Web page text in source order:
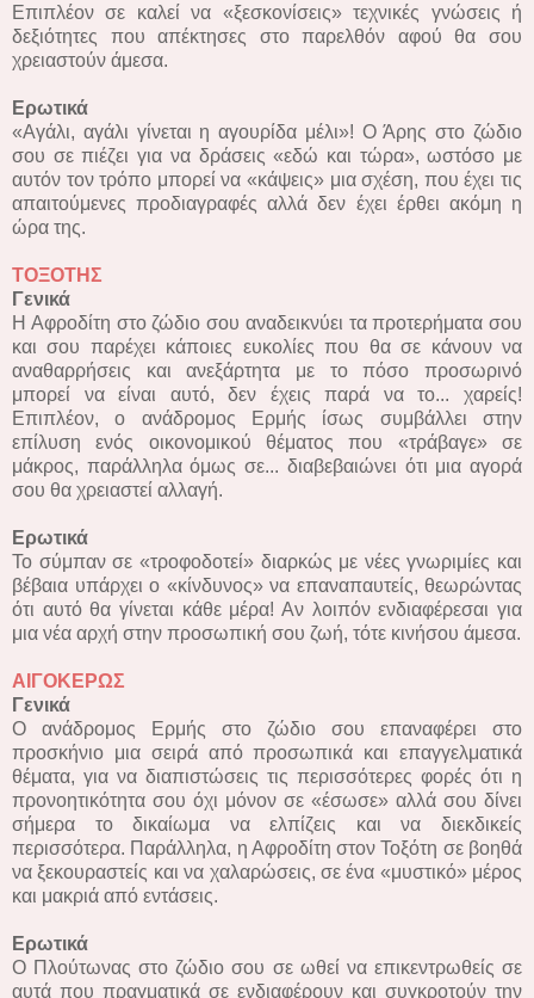
Επιπλέον σε καλεί να «ξεσκονίσεις» τεχνικές γνώσεις ή
δεξιότητες που απέκτησες στο παρελθόν αφού θα σου
χρειαστούν άμεσα.
Ερωτικά
«Αγάλι, αγάλι γίνεται η αγουρίδα μέλι»! Ο Άρης στο ζώδιο
σου σε πιέζει για να δράσεις «εδώ και τώρα», ωστόσο με
αυτόν τον τρόπο μπορεί να «κάψεις» μια σχέση, που έχει τις
απαιτούμενες προδιαγραφές αλλά δεν έχει έρθει ακόμη η
ώρα της.
ΤΟΞΟΤΗΣ
Γενικά
Η Αφροδίτη στο ζώδιο σου αναδεικνύει τα προτερήματα σου
και σου παρέχει κάποιες ευκολίες που θα σε κάνουν να
αναθαρρήσεις και ανεξάρτητα με το πόσο προσωρινό
μπορεί να είναι αυτό, δεν έχεις παρά να το... χαρείς!
Επιπλέον, ο ανάδρομος Ερμής ίσως συμβάλλει στην
επίλυση ενός οικονομικού θέματος που «τράβαγε» σε
μάκρος, παράλληλα όμως σε... διαβεβαιώνει ότι μια αγορά
σου θα χρειαστεί αλλαγή.
Ερωτικά
Το σύμπαν σε «τροφοδοτεί» διαρκώς με νέες γνωριμίες και
βέβαια υπάρχει ο «κίνδυνος» να επαναπαυτείς, θεωρώντας
ότι αυτό θα γίνεται κάθε μέρα! Αν λοιπόν ενδιαφέρεσαι για
μια νέα αρχή στην προσωπική σου ζωή, τότε κινήσου άμεσα.
ΑΙΓΟΚΕΡΩΣ
Γενικά
Ο ανάδρομος Ερμής στο ζώδιο σου επαναφέρει στο
προσκήνιο μια σειρά από προσωπικά και επαγγελματικά
θέματα, για να διαπιστώσεις τις περισσότερες φορές ότι η
προνοητικότητα σου όχι μόνον σε «έσωσε» αλλά σου δίνει
σήμερα το δικαίωμα να ελπίζεις και να διεκδικείς
περισσότερα. Παράλληλα, η Αφροδίτη στον Τοξότη σε βοηθά
να ξεκουραστείς και να χαλαρώσεις, σε ένα «μυστικό» μέρος
και μακριά από εντάσεις.
Ερωτικά
Ο Πλούτωνας στο ζώδιο σου σε ωθεί να επικεντρωθείς σε
αυτά που πραγματικά σε ενδιαφέρουν και συγκροτούν την